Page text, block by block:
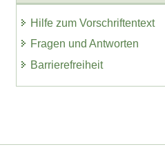
Hilfe zum Vorschriftentext
Fragen und Antworten
Barrierefreiheit